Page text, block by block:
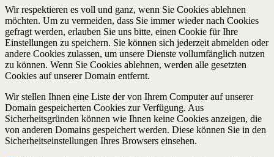
Wir respektieren es voll und ganz, wenn Sie Cookies ablehnen
möchten. Um zu vermeiden, dass Sie immer wieder nach Cookies
gefragt werden, erlauben Sie uns bitte, einen Cookie für Ihre
Einstellungen zu speichern. Sie können sich jederzeit abmelden oder
andere Cookies zulassen, um unsere Dienste vollumfänglich nutzen
zu können. Wenn Sie Cookies ablehnen, werden alle gesetzten
Cookies auf unserer Domain entfernt.
Wir stellen Ihnen eine Liste der von Ihrem Computer auf unserer
Domain gespeicherten Cookies zur Verfügung. Aus
Sicherheitsgründen können wie Ihnen keine Cookies anzeigen, die
von anderen Domains gespeichert werden. Diese können Sie in den
Sicherheitseinstellungen Ihres Browsers einsehen.